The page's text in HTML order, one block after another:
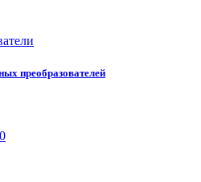
преобразователей